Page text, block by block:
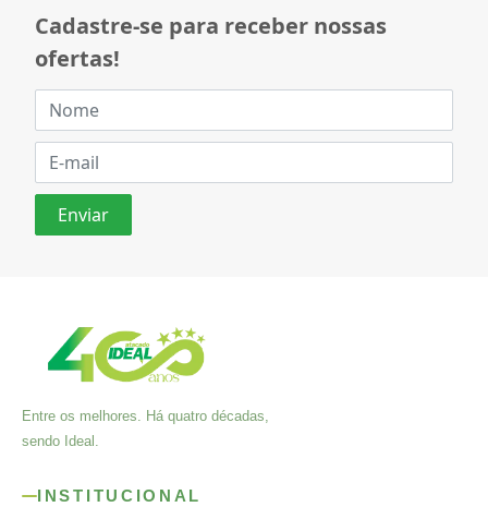
Cadastre-se para receber nossas
ofertas!
Entre os melhores. Há quatro décadas,
sendo Ideal.
INSTITUCIONAL